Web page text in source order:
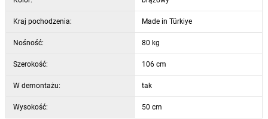
Kraj pochodzenia: Made in Türkiye
Nośność: 80 kg
Szerokość: 106 cm
W demontażu: tak
Wysokość: 50 cm